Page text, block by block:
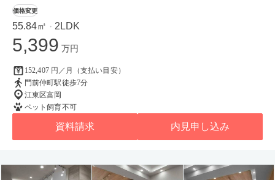
価格変更
55.84㎡ ・ 2LDK
5,399 万円
152,407 円／月（支払い目安）
門前仲町駅徒歩7分
江東区富岡
ペット飼育不可
資料請求 内見申し込み